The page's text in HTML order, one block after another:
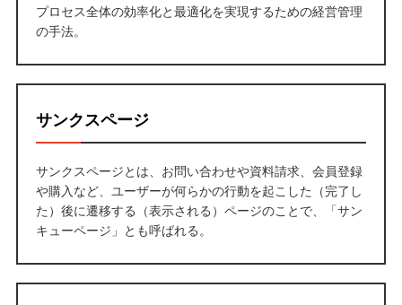
プロセス全体の効率化と最適化を実現するための経営管理
の手法。
サンクスページ
サンクスページとは、お問い合わせや資料請求、会員登録
や購入など、ユーザーが何らかの行動を起こした（完了し
た）後に遷移する（表示される）ページのことで、「サン
キューページ」とも呼ばれる。